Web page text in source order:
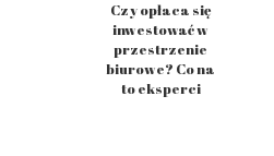
Czy opłaca się
inwestować w
przestrzenie
biurowe? Co na
to eksperci